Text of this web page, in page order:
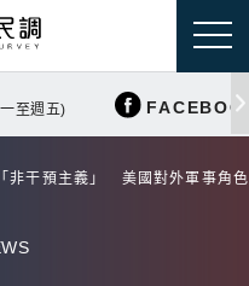
至週五)
非干預主義」 美國對外軍事角